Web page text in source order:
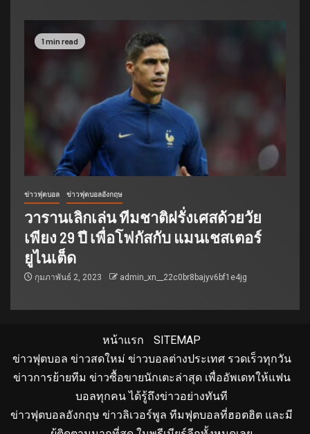
1 min read
ข่าวฟุตบอล ข่าวฟุตบอลอังกฤษ
วารานเลิกเล่น ทีมชาติฝรั่งเศสด้วยวัย
เพียง 29 ปี เพื่อโฟกัสกับ แมนเชสเตอร์
ยูไนเต็ด
กุมภาพันธ์ 2, 2023 admin_xn__22c0br8bajyv6bf1e4jg
หน้าแรก
SITEMAP
ข่าวฟุตบอล ข่าวสดใหม่ ข่าวบอลต่างประเทศ รวดเร็วทุกวัน
ข่าวการย้ายทีม ข่าวซื้อขายนักเตะล่าสุด เพื่ออัพเดทให้แฟน
บอลทุกคน ได้รู้ถึงข่าวอย่างทันที
ข่าวฟุตบอลอังกฤษ ข่าวลิเวอร์พูล ทีมฟุตบอลที่ฮอตฮิต และมี